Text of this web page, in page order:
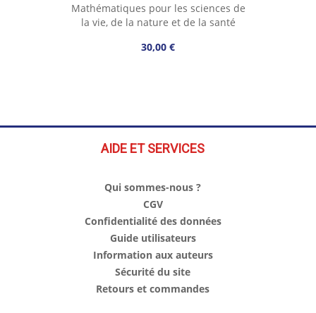
Mathématiques pour les sciences de
la vie, de la nature et de la santé
30,00 €
AIDE ET SERVICES
Qui sommes-nous ?
CGV
Confidentialité des données
Guide utilisateurs
Information aux auteurs
Sécurité du site
Retours et commandes